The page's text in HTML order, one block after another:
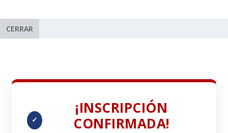
CERRAR
✓
¡INSCRIPCIÓN
CONFIRMADA!